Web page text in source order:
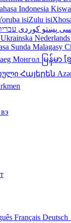
Indonesia
isiZulu
پښتو کوردی
Ukrainska Nederlands
Sunda Malagasy
Монгол မြန်မာ ខ្ម
Հայերեն
Français Deutsch